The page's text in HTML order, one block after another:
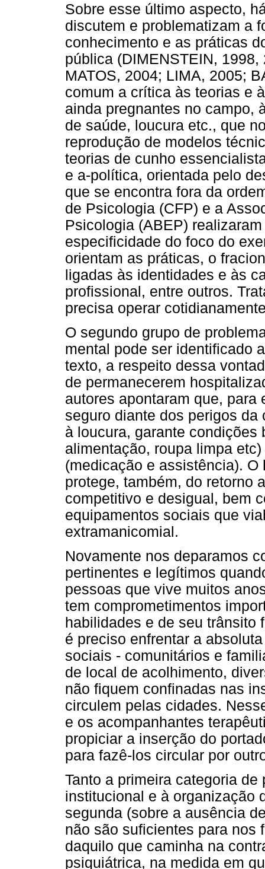
Sobre esse último aspecto,
discutem e problematizam a
conhecimento e as práticas
pública (DIMENSTEIN,
MATOS, 2004; LIMA, 2005;
comum a crítica às teorias e
ainda pregnantes no campo,
de saúde, loucura etc., que
reprodução de modelos
teorias de cunho
e a-política, orientada pelo
que se encontra fora da
de Psicologia (CFP) e a
Psicologia (ABEP)
especificidade do foco do
orientam as práticas, o
ligadas às identidades e às
profissional, entre outros.
precisa operar
O segundo grupo de
mental pode ser identificado
texto, a respeito dessa
de permanecerem
autores apontaram que,
seguro diante dos perigos
à loucura, garante
alimentação, roupa limpa
(medicação e assistência).
protege, também, do retorno
competitivo e desigual, bem
equipamentos sociais que
extramanicomial.
Novamente nos deparamos
pertinentes e legítimos
pessoas que vive muitos
tem comprometimentos
habilidades e de seu trânsito
é preciso enfrentar a
sociais - comunitários e
de local de acolhimento,
não fiquem confinadas nas
circulem pelas cidades.
e os acompanhantes
propiciar a inserção do
para fazê-los circular por
Tanto a primeira categoria
institucional e à organização
segunda (sobre a ausência
não são suficientes para nos
daquilo que caminha na
psiquiátrica, na medida em